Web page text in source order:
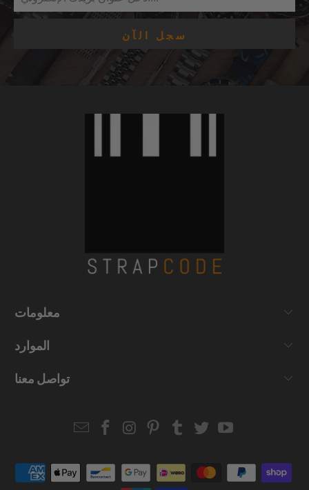
معلومات
الموارد
تواصل معنا
EmailStrapcode
Facebook
Strapcode
Instagram
Strapcode
Pinterest
Strapcode
Tumblr
Strapcode
TwitterYouTube